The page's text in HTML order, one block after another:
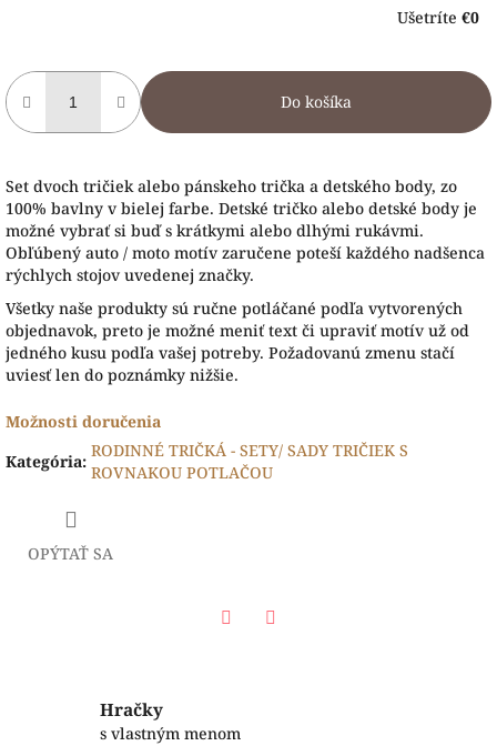
Ušetríte €0
Do košíka
Set dvoch tričiek alebo pánskeho trička a detského body, zo
100% bavlny v bielej farbe. Detské tričko alebo detské body je
možné vybrať si buď s krátkymi alebo dlhými rukávmi.
Obľúbený auto / moto motív zaručene poteší každého nadšenca
rýchlych stojov uvedenej značky.
Všetky naše produkty sú ručne potláčané podľa vytvorených
objednavok, preto je možné meniť text či upraviť motív už od
jedného kusu podľa vašej potreby. Požadovanú zmenu stačí
uviesť len do poznámky nižšie.
Možnosti doručenia
Kategória:
RODINNÉ TRIČKÁ - SETY/ SADY TRIČIEK S
ROVNAKOU POTLAČOU
OPÝTAŤ SA
Hračky
s vlastným menom